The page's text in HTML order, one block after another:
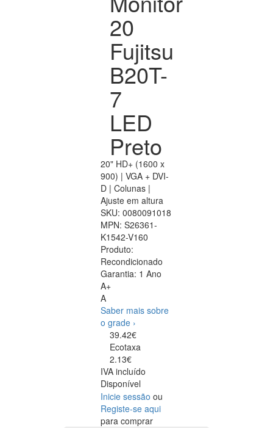
20
Fujitsu
B20T-
7
LED
Preto
20" HD+ (1600 x
900) | VGA + DVI-
D | Colunas |
Ajuste em altura
SKU: 0080091018
MPN: S26361-
K1542-V160
Produto:
Recondicionado
Garantia: 1 Ano
A+
A
Saber mais sobre
o grade ›
39.42€
Ecotaxa
2.13€
IVA incluído
Disponível
Inicie sessão ou
Registe-se aqui
para comprar